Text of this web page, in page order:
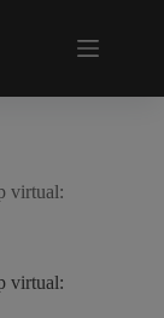
virtual:
virtual: